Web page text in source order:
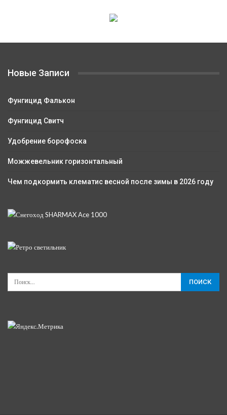
Новые Записи
Фунгицид Фалькон
Фунгицид Свитч
Удобрение борофоска
Можжевельник горизонтальный
Чем подкормить клематис весной после зимы в 2026 году